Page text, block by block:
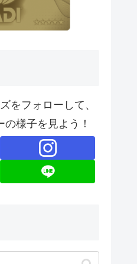
をフォローして、
様子を見よう！